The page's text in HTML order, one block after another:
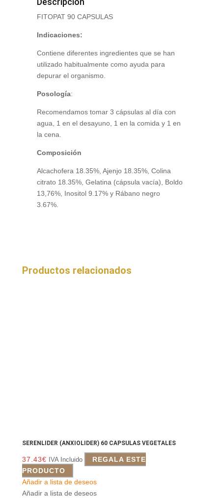
FITOPAT 90 CAPSULAS
Indicaciones:
Contiene diferentes ingredientes que se han
utilizado habitualmente como ayuda para
depurar el organismo.
Posología:
Recomendamos tomar 3 cápsulas al día con
agua, 1 en el desayuno, 1 en la comida y 1 en
la cena.
Composición
Alcachofera 18.35%, Ajenjo 18.35%, Colina
citrato 18.35%, Gelatina (cápsula vacía), Boldo
13,76%, Inositol 9.17% y Rábano negro
3.67%.
Productos relacionados
SERENLIDER (ANXIOLIDER) 60 CAPSULAS VEGETALES
37.43€ IVA Incluido
REGALA ESTE
PRODUCTO
Añadir a lista de deseos
Añadir a lista de deseos